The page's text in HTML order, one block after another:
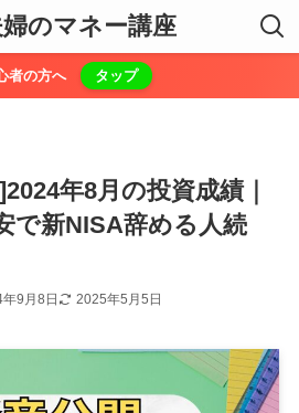
のマネー講座
者の方へ タップ
年8月の投資成績｜
で新NISA辞める人続
9月8日 2025年5月5日